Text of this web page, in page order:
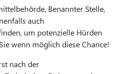
Benannter Stelle,
auch
um potenzielle Hürden
wenn möglich diese Chance!
nach der